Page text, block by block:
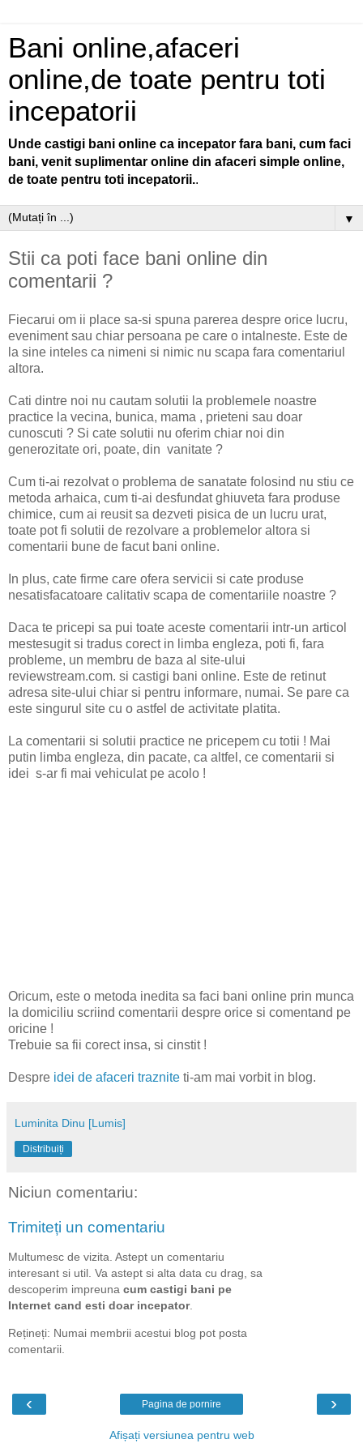
Bani online,afaceri
online,de toate pentru toti
incepatorii
Unde castigi bani online ca incepator fara bani, cum faci
bani, venit suplimentar online din afaceri simple online,
de toate pentru toti incepatorii..
▼
Stii ca poti face bani online din
comentarii ?
Fiecarui om ii place sa-si spuna parerea despre orice lucru,
eveniment sau chiar persoana pe care o intalneste. Este de
la sine inteles ca nimeni si nimic nu scapa fara comentariul
altora.
Cati dintre noi nu cautam solutii la problemele noastre
practice la vecina, bunica, mama , prieteni sau doar
cunoscuti ? Si cate solutii nu oferim chiar noi din
generozitate ori, poate, din vanitate ?
Cum ti-ai rezolvat o problema de sanatate folosind nu stiu ce
metoda arhaica, cum ti-ai desfundat ghiuveta fara produse
chimice, cum ai reusit sa dezveti pisica de un lucru urat,
toate pot fi solutii de rezolvare a problemelor altora si
comentarii bune de facut bani online.
In plus, cate firme care ofera servicii si cate produse
nesatisfacatoare calitativ scapa de comentariile noastre ?
Daca te pricepi sa pui toate aceste comentarii intr-un articol
mestesugit si tradus corect in limba engleza, poti fi, fara
probleme, un membru de baza al site-ului
reviewstream.com. si castigi bani online. Este de retinut
adresa site-ului chiar si pentru informare, numai. Se pare ca
este singurul site cu o astfel de activitate platita.
La comentarii si solutii practice ne pricepem cu totii ! Mai
putin limba engleza, din pacate, ca altfel, ce comentarii si
idei s-ar fi mai vehiculat pe acolo !
Oricum, este o metoda inedita sa faci bani online prin munca
la domiciliu scriind comentarii despre orice si comentand pe
oricine !
Trebuie sa fii corect insa, si cinstit !
Despre idei de afaceri traznite ti-am mai vorbit in blog.
Luminita Dinu [Lumis]
Distribuiți
Niciun comentariu:
Trimiteți un comentariu
Multumesc de vizita. Astept un comentariu
interesant si util. Va astept si alta data cu drag, sa
descoperim impreuna cum castigi bani pe
Internet cand esti doar incepator.
Rețineți: Numai membrii acestui blog pot posta
comentarii.
‹ ›
Pagina de pornire
Afișați versiunea pentru web